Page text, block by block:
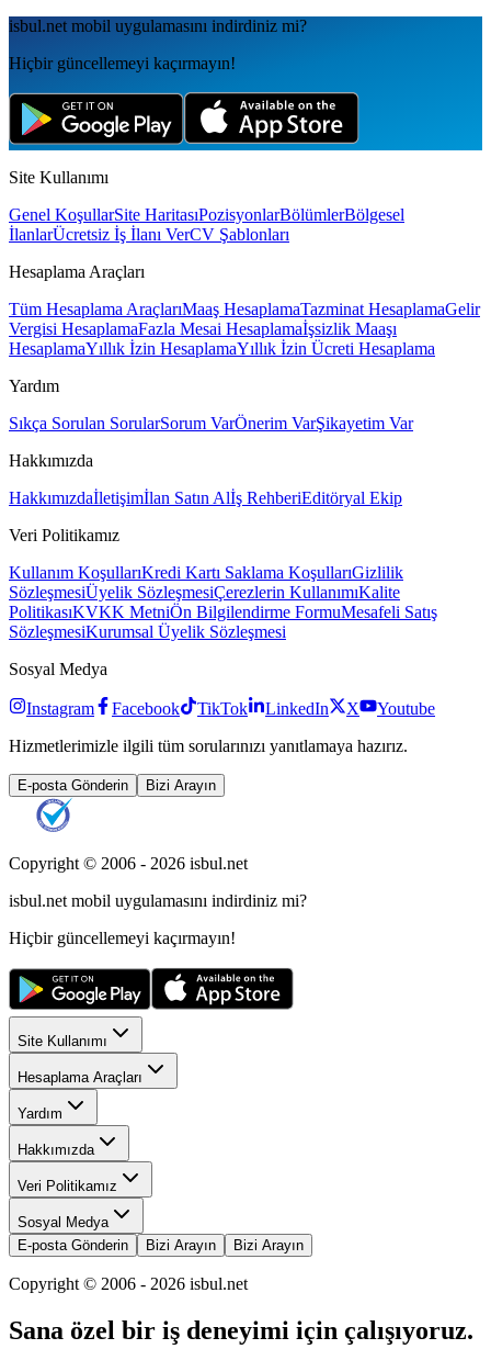
isbul.net mobil uygulamаsını indirdiniz mi?
Hiçbir güncellemeyi kaçırmayın!
Site Kullanımı
Genel KoşullarSite HaritasıPozisyonlarBölümlerBölgesel
İlanlarÜcretsiz İş İlanı VerCV Şablonları
Hesaplama Araçları
Tüm Hesaplama AraçlarıMaaş HesaplamaTazminat HesaplamaGelir
Vergisi HesaplamaFazla Mesai Hesaplamaİşsizlik Maaşı
HesaplamaYıllık İzin HesaplamaYıllık İzin Ücreti Hesaplama
Yardım
Sıkça Sorulan SorularSorum VarÖnerim VarŞikayetim Var
Hakkımızda
Hakkımızdaİletişimİlan Satın Alİş RehberiEditöryal Ekip
Veri Politikamız
Kullanım KoşullarıKredi Kartı Saklama KoşullarıGizlilik
SözleşmesiÜyelik SözleşmesiÇerezlerin KullanımıKalite
PolitikasıKVKK MetniÖn Bilgilendirme FormuMesafeli Satış
SözleşmesiKurumsal Üyelik Sözleşmesi
Sosyal Medya
Instagram Facebook TikTok LinkedIn X
Youtube
Hizmetlerimizle ilgili tüm sorularınızı yanıtlamaya hazırız.
E-posta Gönderin Bizi Arayın
Copyright © 2006 - 2026 isbul.net
isbul.net mobil uygulamasını indirdiniz mi?
Hiçbir güncellemeyi kaçırmayın!
Site Kullanımı
Hesaplama Araçları
Yardım
Hakkımızda
Veri Politikamız
Sosyal Medya
E-posta Gönderin
Bizi Arayın Bizi Arayın
Copyright © 2006 - 2026 isbul.net
Sana özel bir iş deneyimi için çalışıyoruz.